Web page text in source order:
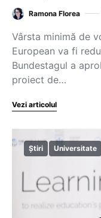
Ramona Florea
Vârsta minimă de
European va fi
Bundestagul a
proiect de…
Vezi articolul
Știri Universitate